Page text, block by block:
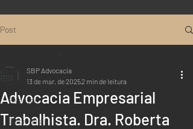
Post
Todos posts
Eventos
Decisões
Advocacia Empresarial
Trabalhista. Dra. Roberta
SBP Advocacia
13 de mar. de 20252 min de leitura